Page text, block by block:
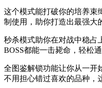
这个模式能打破你的培养束
制使用，助你打造出最强大
秒杀模式助你在对战中稳占
BOSS都能一击毙命，轻松通
全图鉴解锁功能让你从一开
不用担心错过喜欢的品种，